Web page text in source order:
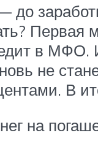
Первая
в
не
В
на